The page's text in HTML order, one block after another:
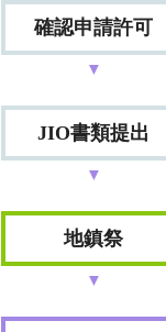
確認申請許可
▼
JIO書類提出
▼
地鎮祭
▼